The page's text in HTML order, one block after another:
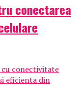
conectarea
cu conectivitate
eficienta din